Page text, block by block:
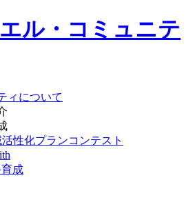
ィについて
性化プランコンテスト
成